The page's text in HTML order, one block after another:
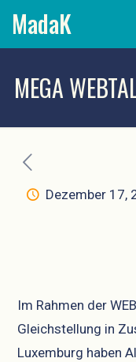
MadaK
MEGA
Dezember 17,
Im Rahmen der
Gleichstellung in
Luxemburg haben